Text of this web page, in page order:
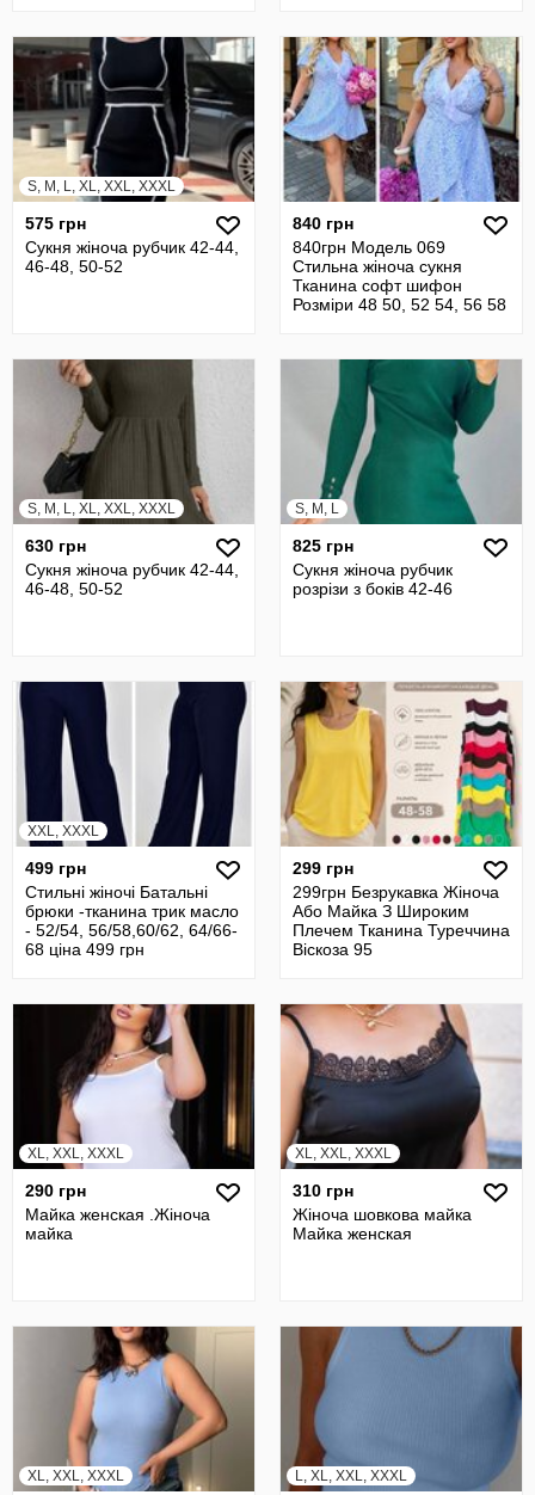
S, M, L, XL, XXL, XXXL
575 грн
Сукня жіноча рубчик 42-44,
46-48, 50-52
840 грн
840грн Модель 069
Стильна жіноча сукня
Тканина софт шифон
Розміри 48 50, 52 54, 56 58
S, M, L, XL, XXL, XXXL
630 грн
Сукня жіноча рубчик 42-44,
46-48, 50-52
S, M, L
825 грн
Сукня жіноча рубчик
розрізи з боків 42-46
XXL, XXXL
499 грн
Стильні жіночі Батальні
брюки -тканина трик масло
- 52/54, 56/58,60/62, 64/66-
68 ціна 499 грн
299 грн
299грн Безрукавка Жіноча
Або Майка З Широким
Плечем Тканина Туреччина
Віскоза 95
XL, XXL, XXXL
290 грн
Майка женская .Жіноча
майка
XL, XXL, XXXL
310 грн
Жіноча шовкова майка
Майка женская
XL, XXL, XXXL L, XL, XXL, XXXL